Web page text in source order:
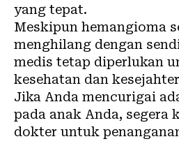
yang tepat.
Meskipun hemangioma
menghilang dengan
medis tetap diperlukan
kesehatan dan
Jika Anda mencurigai
pada anak Anda, segera
dokter untuk